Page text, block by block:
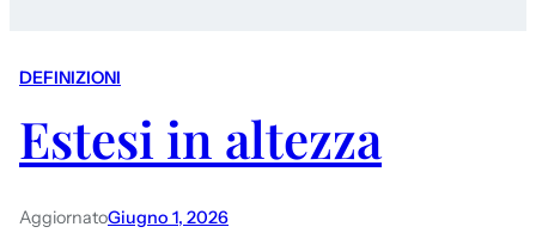
DEFINIZIONI
Estesi in altezza
AggiornatoGiugno 1, 2026